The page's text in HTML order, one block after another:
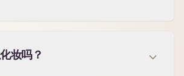
妆吗？